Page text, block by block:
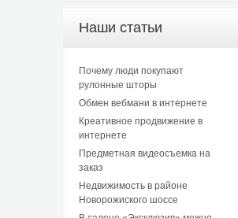
Наши статьи
Почему люди покупают
рулонные шторы
Обмен вебмани в интернете
Креативное продвижение в
интернете
Предметная видеосъемка на
заказ
Недвижимость в районе
Новорожиского шоссе